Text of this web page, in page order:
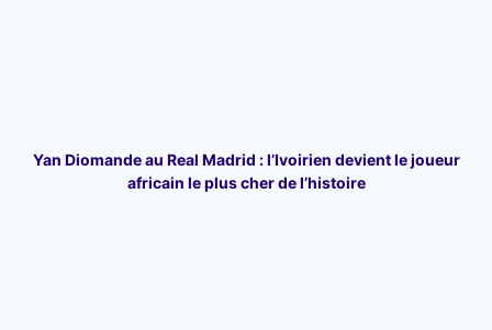
Yan Diomande au Real Madrid : l’Ivoirien devient le joueur
africain le plus cher de l’histoire